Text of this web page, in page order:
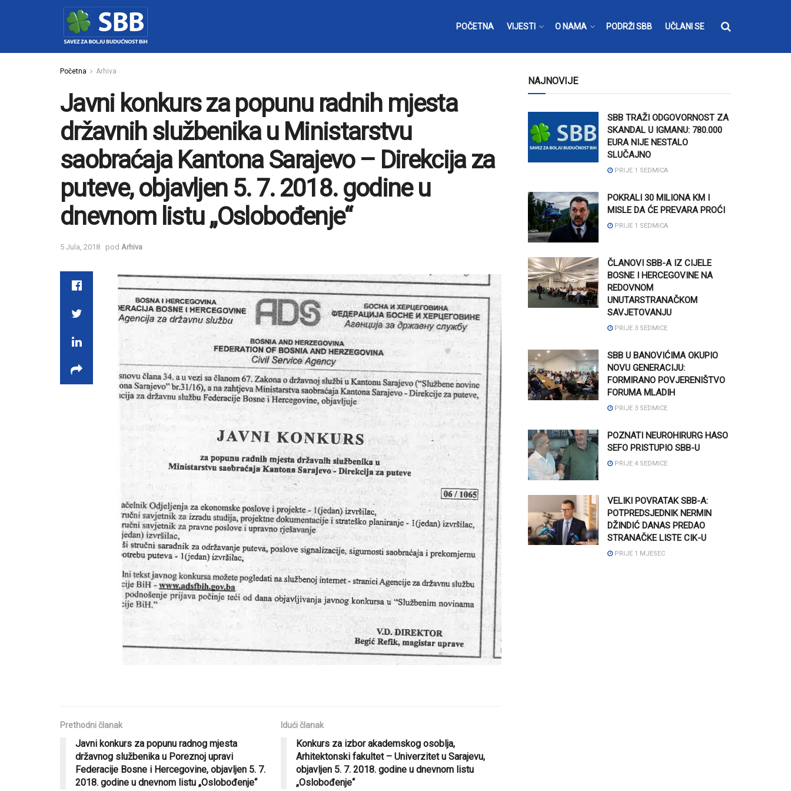
POČETNA VIJESTI O NAMA PODRŽI SBB UČLANI SE
Početna Arhiva
Javni konkurs za popunu radnih mjesta
državnih službenika u Ministarstvu
saobraćaja Kantona Sarajevo – Direkcija za
puteve, objavljen 5. 7. 2018. godine u
dnevnom listu „Oslobođenje“
5 Jula, 2018 pod Arhiva
Prethodni članak
Javni konkurs za popunu radnog mjesta
državnog službenika u Poreznoj upravi
Federacije Bosne i Hercegovine, objavljen 5. 7.
2018. godine u dnevnom listu „Oslobođenje“
Idući članak
Konkurs za izbor akademskog osoblja,
Arhitektonski fakultet – Univerzitet u Sarajevu,
objavljen 5. 7. 2018. godine u dnevnom listu
„Oslobođenje“
NAJNOVIJE
SBB TRAŽI ODGOVORNOST ZA
SKANDAL U IGMANU: 780.000
EURA NIJE NESTALO
SLUČAJNO
PRIJE 1 SEDMICA
POKRALI 30 MILIONA KM I
MISLE DA ĆE PREVARA PROĆI
PRIJE 1 SEDMICA
ČLANOVI SBB-A IZ CIJELE
BOSNE I HERCEGOVINE NA
REDOVNOM
UNUTARSTRANAČKOM
SAVJETOVANJU
PRIJE 3 SEDMICE
SBB U BANOVIĆIMA OKUPIO
NOVU GENERACIJU:
FORMIRANO POVJERENIŠTVO
FORUMA MLADIH
PRIJE 3 SEDMICE
POZNATI NEUROHIRURG HASO
SEFO PRISTUPIO SBB-U
PRIJE 4 SEDMICE
VELIKI POVRATAK SBB-A:
POTPREDSJEDNIK NERMIN
DŽINDIĆ DANAS PREDAO
STRANAČKE LISTE CIK-U
PRIJE 1 MJESEC